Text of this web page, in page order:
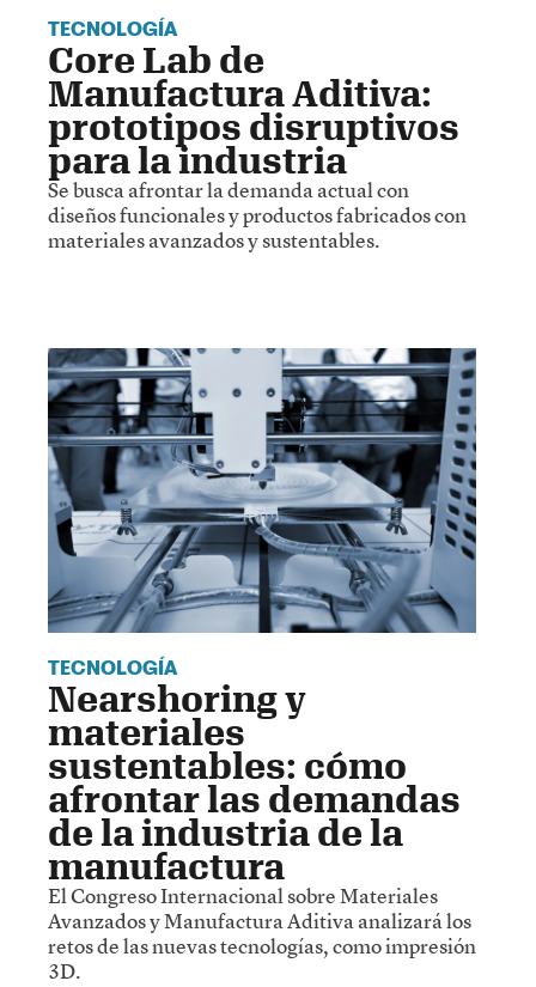
TECNOLOGÍA
Core Lab de
Manufactura Aditiva:
prototipos disruptivos
para la industria
Se busca afrontar la demanda actual con
diseños funcionales y productos fabricados con
materiales avanzados y sustentables.
TECNOLOGÍA
Nearshoring y
materiales
sustentables: cómo
afrontar las demandas
de la industria de la
manufactura
El Congreso Internacional sobre Materiales
Avanzados y Manufactura Aditiva analizará los
retos de las nuevas tecnologías, como impresión
3D.